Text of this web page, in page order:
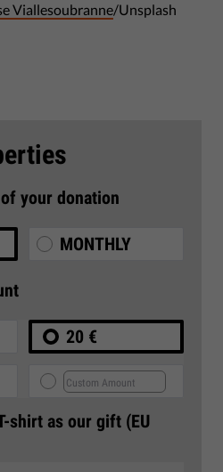
Viallesoubranne/Unsplash
your donation
MONTHLY
20 €
shirt as our gift (EU